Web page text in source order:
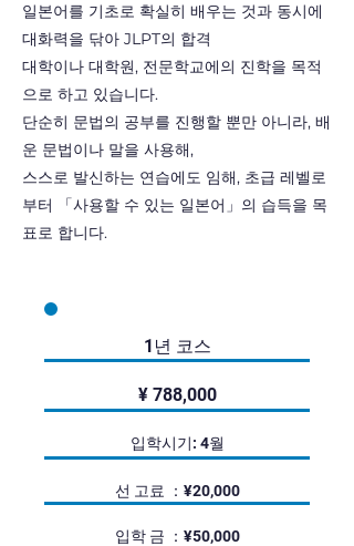
일본어를 기초로 확실히 배우는 것과 동시에
대화력을 닦아 JLPT의 합격
대학이나 대학원, 전문학교에의 진학을 목적
으로 하고 있습니다.
단순히 문법의 공부를 진행할 뿐만 아니라, 배
운 문법이나 말을 사용해,
스스로 발신하는 연습에도 임해, 초급 레벨로
부터 「사용할 수 있는 일본어」 의 습득을 목
표로 합니다.
1년 코스
¥ 788,000
입학시기: 4월
선 고료 ：¥20,000
입학 금 ：¥50,000